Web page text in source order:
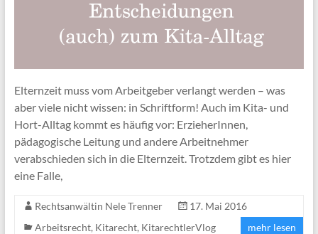
Elternzeit muss vom Arbeitgeber verlangt werden – was
aber viele nicht wissen: in Schriftform! Auch im Kita- und
Hort-Alltag kommt es häufig vor: ErzieherInnen,
pädagogische Leitung und andere Arbeitnehmer
verabschieden sich in die Elternzeit. Trotzdem gibt es hier
eine Falle,
Rechtsanwältin Nele Trenner
17. Mai 2016
Arbeitsrecht, Kitarecht, KitarechtlerVlog mehr lesen